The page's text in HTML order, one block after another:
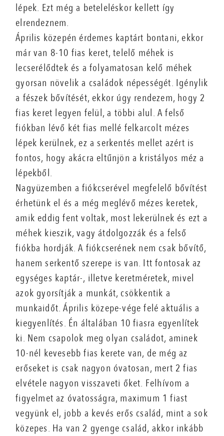
lépek. Ezt még a beteleléskor kellett így
elrendeznem.
Április közepén érdemes kaptárt bontani, ekkor
már van 8-10 fias keret, telelő méhek is
lecserélődtek és a folyamatosan kelő méhek
gyorsan növelik a családok népességét. Igénylik
a fészek bővítését, ekkor úgy rendezem, hogy 2
fias keret legyen felül, a többi alul. A felső
fiókban lévő két fias mellé felkarcolt mézes
lépek kerülnek, ez a serkentés mellet azért is
fontos, hogy akácra eltűnjön a kristályos méz a
lépekből.
Nagyüzemben a fiókcserével megfelelő bővítést
érhetünk el és a még meglévő mézes keretek,
amik eddig fent voltak, most lekerülnek és ezt a
méhek kieszik, vagy átdolgozzák és a felső
fiókba hordják. A fiókcserének nem csak bővítő,
hanem serkentő szerepe is van. Itt fontosak az
egységes kaptár-, illetve keretméretek, mivel
azok gyorsítják a munkát, csökkentik a
munkaidőt. Április közepe-vége felé aktuális a
kiegyenlítés. Én általában 10 fiasra egyenlítek
ki. Nem csapolok meg olyan családot, aminek
10-nél kevesebb fias kerete van, de még az
erőseket is csak nagyon óvatosan, mert 2 fias
elvétele nagyon visszaveti őket. Felhívom a
figyelmet az óvatosságra, maximum 1 fiast
vegyünk el, jobb a kevés erős család, mint a sok
közepes. Ha van 2 gyenge család, akkor inkább